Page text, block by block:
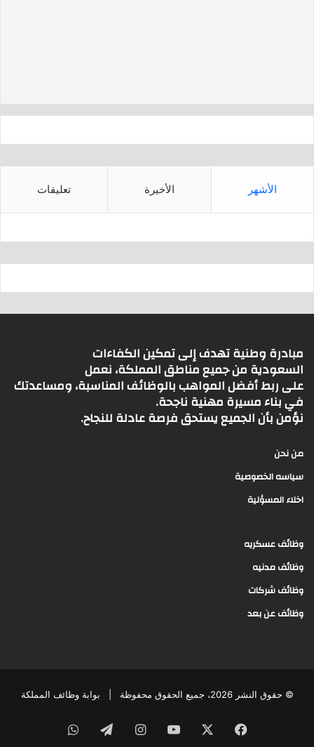
p
الأشهر الأخيرة تعليقات
مبادرة وطنية تهدف إلى تمكين الكفاءات
السعودية من جميع مناطق المملكة، نعمل
على ربط أفضل المواهب بالوظائف المناسبة، ومساعدتك
في بناء مسيرة مهنية ناجحة.
نؤمن بأن الجميع يستحق فرصة عادلة للنجاح.
من نحن
سياسه الخصوصية
اخلاء المسؤلية
وظائف عسكريه
وظائف مدنيه
وظائف شركات
وظائف عن بعد
© حقوق النشر 2026، جميع الحقوق محفوظة | بوابة وظائف المملكة
فيسبوك ‫YouTubeانستقرامتيلقرامواتساب